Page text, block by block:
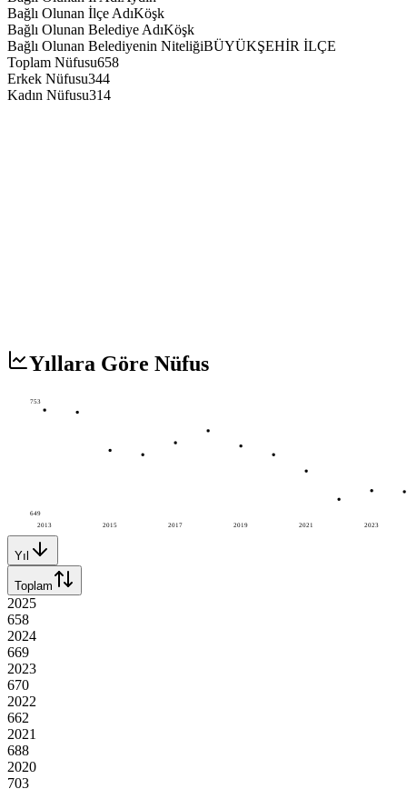
Bağlı Olunan İlçe AdıKöşk
Bağlı Olunan Belediye AdıKöşk
Bağlı Olunan Belediyenin NiteliğiBÜYÜKŞEHİR İLÇE
Toplam Nüfusu658
Erkek Nüfusu344
Kadın Nüfusu314
Yıllara Göre Nüfus
2013 2015 2017 2019 2021 2023
753
649
Yıl
Toplam
2025
658
2024
669
2023
670
2022
662
2021
688
2020
703